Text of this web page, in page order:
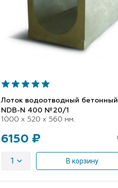
Лоток водоотводный бетонный
NDB-N 400 №20/1
1000 x 520 x 560 мм.
6150 ₽
1 В корзину